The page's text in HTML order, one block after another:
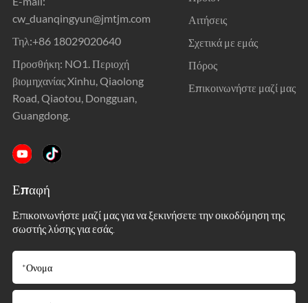
cw_duanqingyun@jmtjm.com
Τηλ:+86 18029020640
Προσθήκη: NO1. Περιοχή
βιομηχανίας Xinhu, Qiaolong
Road, Qiaotou, Dongguan,
Guangdong.
Αιτήσεις
Σχετικά με εμάς
Πόρος
Επικοινωνήστε μαζί μας
Επαφή
Επικοινωνήστε μαζί μας για να ξεκινήσετε την οικοδόμηση της
σωστής λύσης για εσάς.